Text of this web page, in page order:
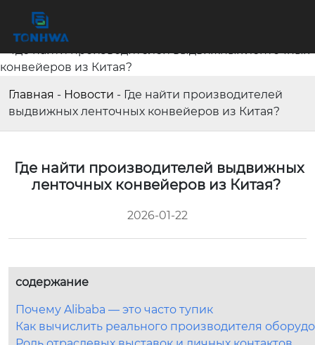
Главная - Новости - Где найти производителей
выдвижных ленточных конвейеров из Китая?
Где найти производителей выдвижных
ленточных конвейеров из Китая?
2026-01-22
содержание
Почему Alibaba — это часто тупик
Как вычислить реального производителя